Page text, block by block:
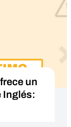
un
Inglés: